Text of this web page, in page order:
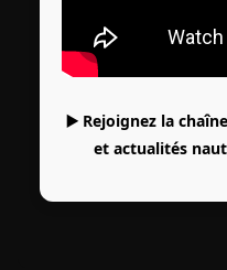
▶️ Rejoignez la
et actualités